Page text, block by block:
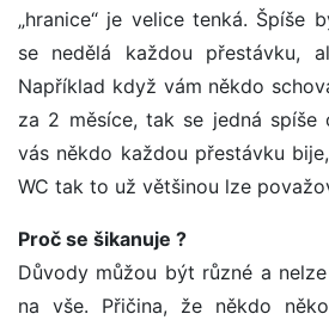
„hranice“ je velice tenká. Špíše
se nedělá každou přestávku,
Například když vám někdo
za 2 měsíce, tak se jedná spíše
vás někdo každou přestávku
WC tak to už většinou lze
Proč se šikanuje ?
Důvody můžou být různé a
na vše. Přičina, že někdo